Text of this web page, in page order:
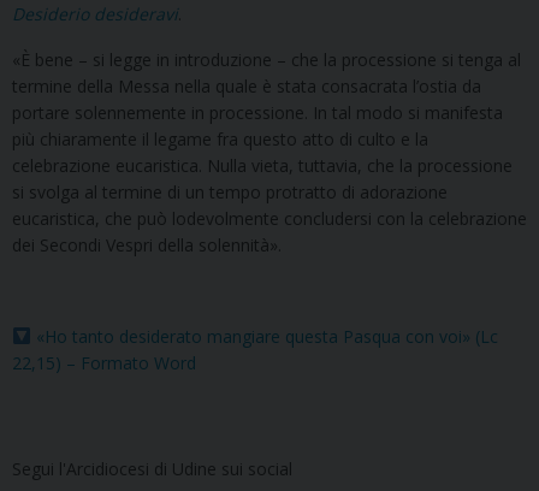
Desiderio desideravi.
«È bene – si legge in introduzione – che la processione si tenga al
termine della Messa nella quale è stata consacrata l’ostia da
portare solennemente in processione. In tal modo si manifesta
più chiaramente il legame fra questo atto di culto e la
celebrazione eucaristica. Nulla vieta, tuttavia, che la processione
si svolga al termine di un tempo protratto di adorazione
eucaristica, che può lodevolmente concludersi con la celebrazione
dei Secondi Vespri della solennità».
«Ho tanto desiderato mangiare questa Pasqua con voi» (Lc
22,15) – Formato Word
Segui l'Arcidiocesi di Udine sui social